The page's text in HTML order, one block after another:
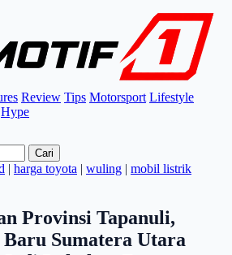
Review Tips Motorsport Lifestyle
Hype
Cari
| harga toyota | wuling | mobil listrik
Provinsi Tapanuli,
Baru Sumatera Utara